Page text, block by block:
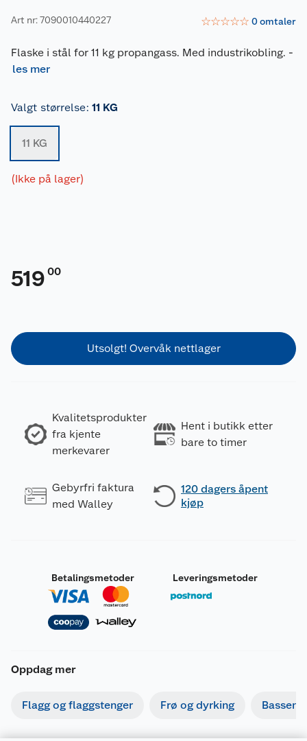
Art nr: 7090010440227 ☆☆☆☆☆ 0omtaler
Flaske i stål for 11 kg propangass. Med industrikobling. -
les mer
Valgt størrelse: 11 KG
11 KG
(Ikke på lager)
519 00
Utsolgt! Overvåk nettlager
Kvalitetsprodukter
fra kjente
merkevarer
Hent i butikk etter
bare to timer
Gebyrfri faktura
med Walley
120 dagers åpent
kjøp
Betalingsmetoder Leveringsmetoder
Oppdag mer
Flagg og flaggstenger Frø og dyrking Basseng